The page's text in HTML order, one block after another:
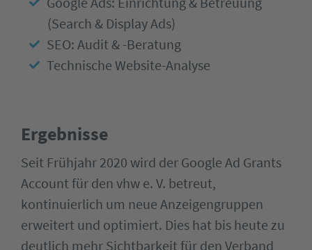
(Search & Display Ads)
SEO: Audit & -Beratung
Technische Website-Analyse
Ergebnisse
Seit Frühjahr 2020 wird der Google Ad Grants
Account für den vhw e. V. betreut,
kontinuierlich um neue Anzeigengruppen
erweitert und optimiert. Dies hat bis heute zu
deutlich mehr Sichtbarkeit für den Verband